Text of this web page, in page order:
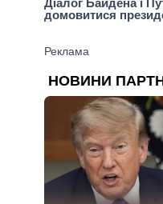
Діалог Байдена і
домовитися